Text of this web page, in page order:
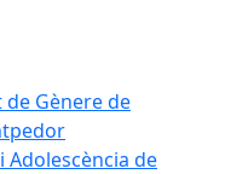
Gènere de
Adolescència de